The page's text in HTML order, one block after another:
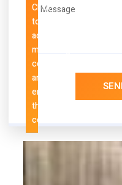
Click
to
accept
marketing
cookies
and
enable
this
content